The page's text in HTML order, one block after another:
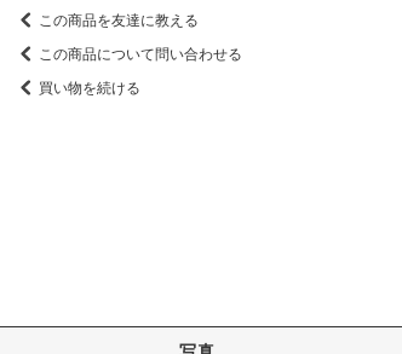
この商品を友達に教える
この商品について問い合わせる
買い物を続ける